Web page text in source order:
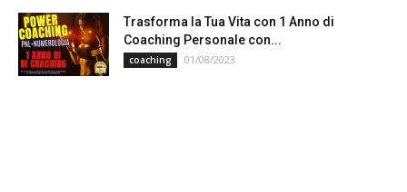
Trasforma la Tua Vita con 1 Anno di
Coaching Personale con...
coaching 01/08/2023